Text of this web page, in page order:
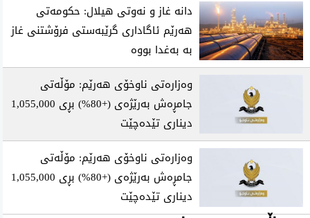
دانە غاز و نەوتی هیلال: حکومەتی
هەرێم ئاگاداری گرێبەستی فرۆشتنی غاز
بە بەغدا بووە
وەزارەتی ناوخۆی هەرێم: مۆڵەتی
جامڕەش بەرێژەی (+80%) بڕی 1,055,000
دیناری تێدەچێت
وەزارەتی ناوخۆی هەرێم: مۆڵەتی
جامڕەش بەرێژەی (+80%) بڕی 1,055,000
دیناری تێدەچێت